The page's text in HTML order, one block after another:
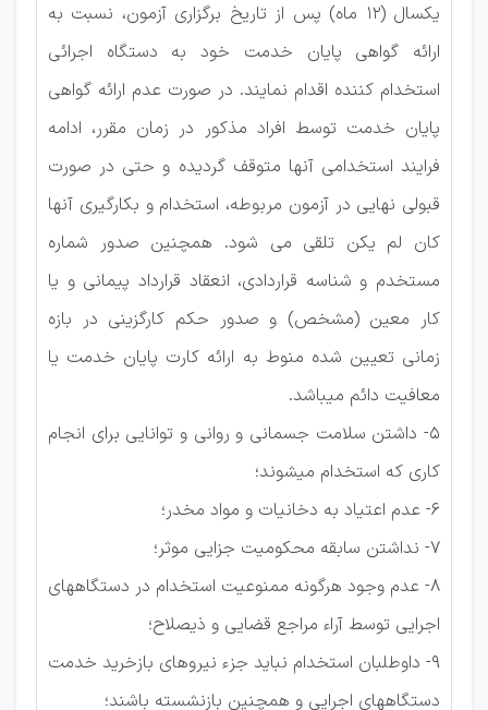
یکسال (۱۲ ماه) پس از تاریخ برگزاری آزمون، نسبت به
ارائه گواهی پایان خدمت خود به دستگاه اجرائی
استخدام کننده اقدام نمایند. در صورت عدم ارائه گواهی
پایان خدمت توسط افراد مذکور در زمان مقرر، ادامه
فرایند استخدامی آنها متوقف گردیده و حتی در صورت
قبولی نهایی در آزمون مربوطه، استخدام و بکارگیری آنها
کان لم یکن تلقی می شود. همچنین صدور شماره
مستخدم و شناسه قراردادی، انعقاد قرارداد پیمانی و یا
کار معین (مشخص) و صدور حکم کارگزینی در بازه
زمانی تعیین شده منوط به ارائه کارت پایان خدمت یا
معافیت دائم میباشد.
۵- داشتن سلامت جسمانی و روانی و توانایی برای انجام
کاری که استخدام میشوند؛
۶- عدم اعتیاد به دخانیات و مواد مخدر؛
۷- نداشتن سابقه محکومیت جزایی موثر؛
۸- عدم وجود هرگونه ممنوعیت استخدام در دستگاههای
اجرایی توسط آراء مراجع قضایی و ذیصلاح؛
۹- داوطلبان استخدام نباید جزء نیروهای بازخرید خدمت
دستگاههای اجرایی و همچنین بازنشسته باشند؛